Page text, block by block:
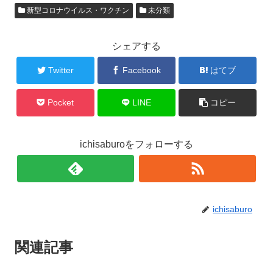
新型コロナウイルス・ワクチン 未分類
シェアする
Twitter Facebook はてブ
Pocket LINE コピー
ichisaburoをフォローする
ichisaburo
関連記事